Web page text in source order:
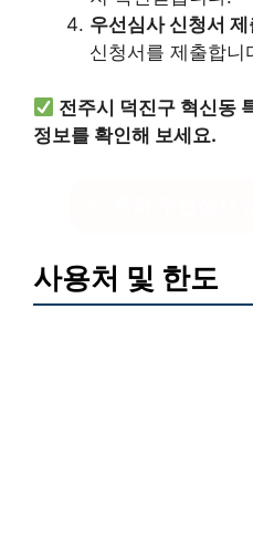
우선심사 신청서 제
신청서를 제출합니
전주시 덕진구 혁신동
정보를 확인해 보세요.
사용처 및 한도